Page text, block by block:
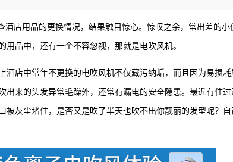
店用品的更换情况，结果触目惊心。惊叹之余，常出差的小
品中，还有一个不容忽视，那就是电吹风机。
店中常年不更换的电吹风机不仅藏污纳垢，而且因为易损耗
来的头发异常毛躁外，还常有漏电的安全隐患。最近有住过
灰尘堵住，是否又是吹了半天也吹不出你靓丽的发型呢？自